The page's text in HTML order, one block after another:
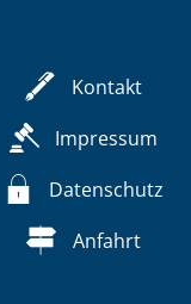
Kontakt
Impressum
Datenschutz
Anfahrt